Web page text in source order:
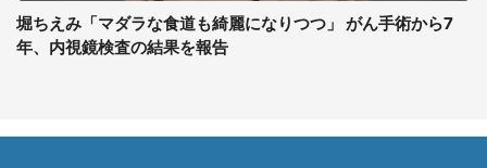
堀ちえみ「マダラな食道も綺麗になりつつ」 がん手術から7
年、内視鏡検査の結果を報告